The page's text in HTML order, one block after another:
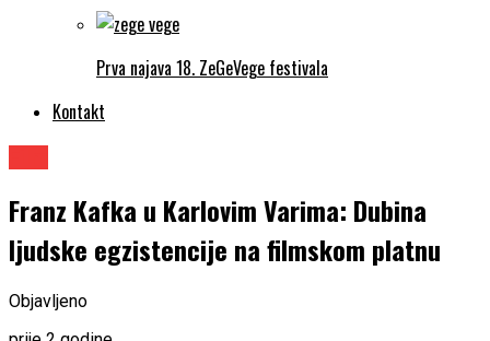
Prva najava 18. ZeGeVege festivala
Kontakt
Franz Kafka u Karlovim Varima: Dubina
ljudske egzistencije na filmskom platnu
Objavljeno